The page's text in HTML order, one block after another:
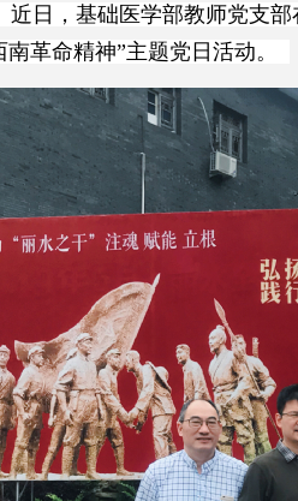
近日， 基础医学部教师党支部
南革命精神”主题党日活动。